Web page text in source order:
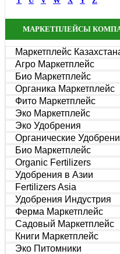
МАРКЕТПЛЕЙСЫ
Маркетплейс
Агро Маркетплейс
Био Маркетплейс
Органика Маркетплейс
Фито Маркетплейс
Эко Маркетплейс
Эко Удобрения
Органические
Био Маркетплейс
Organic Fertilizers
Удобрения в Азии
Fertilizers Asia
Удобрения Индустрия
Ферма Маркетплейс
Садовый Маркетплейс
Книги Маркетплейс
Эко Питомники